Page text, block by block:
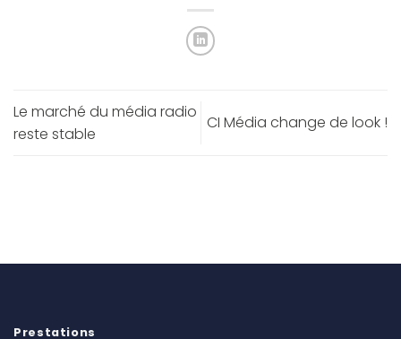
Le marché du média radio
reste stable
CI Média change de look !
Prestations